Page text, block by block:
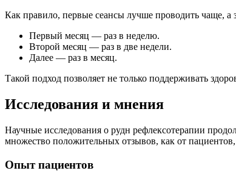
Как правило, первые сеансы лучше проводить чаще,
Первый месяц — раз в неделю.
Второй месяц — раз в две недели.
Далее — раз в месяц.
Такой подход позволяет не только поддерживать
Исследования и мнения
Научные исследования о рудн рефлексотерапии
множество положительных отзывов, как от
Опыт пациентов